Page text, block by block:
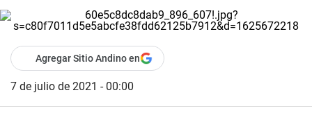
Agregar Sitio Andino en
7 de julio de 2021 - 00:00